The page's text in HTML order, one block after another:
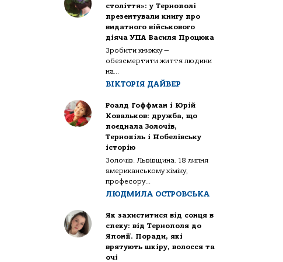
століття»: у Тернополі
презентували книгу про
видатного військового
діяча УПА Василя Процюка
Зробити книжку —
обезсмертити життя людини
на...
ВІКТОРІЯ ДАЙВЕР
Роалд Гоффман і Юрій
Ковальков: дружба, що
поєднала Золочів,
Тернопіль і Нобелівську
історію
Золочів. Львівщина. 18 липня
американському хіміку,
професору...
ЛЮДМИЛА ОСТРОВСЬКА
Як захиститися від сонця в
спеку: від Тернополя до
Японії. Поради, які
врятують шкіру, волосся та
очі